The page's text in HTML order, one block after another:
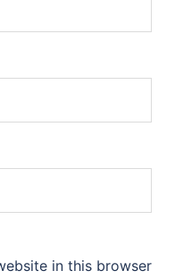
in this browser